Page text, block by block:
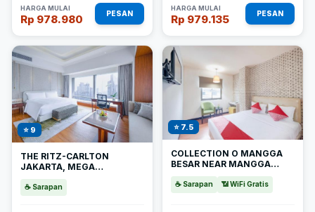
HARGA MULAI
Rp 978.980 PESAN
HARGA MULAI
Rp 979.135 PESAN
⭐ 9
THE RITZ-CARLTON
JAKARTA, MEGA
☕ Sarapan
⭐ 7.5
COLLECTION O MANGGA
BESAR NEAR MANGGA
☕ Sarapan 📶 WiFi Gratis